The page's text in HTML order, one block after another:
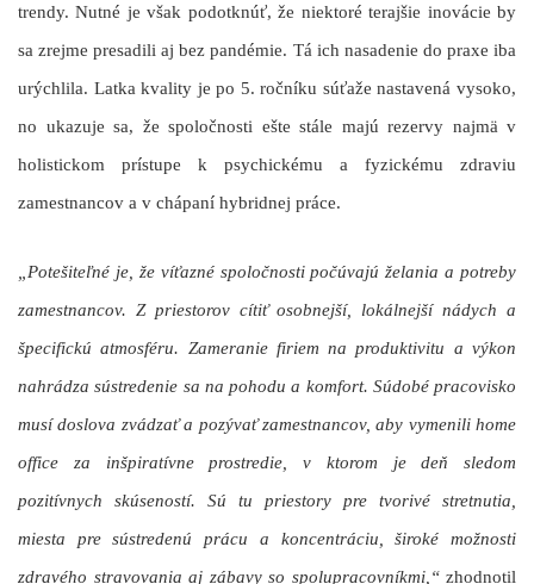
trendy. Nutné je však podotknúť, že niektoré terajšie inovácie by
sa zrejme presadili aj bez pandémie. Tá ich nasadenie do praxe iba
urýchlila. Latka kvality je po 5. ročníku súťaže nastavená vysoko,
no ukazuje sa, že spoločnosti ešte stále majú rezervy najmä v
holistickom prístupe k psychickému a fyzickému zdraviu
zamestnancov a v chápaní hybridnej práce.
„Potešiteľné je, že víťazné spoločnosti počúvajú želania a potreby
zamestnancov. Z priestorov cítiť osobnejší, lokálnejší nádych a
špecifickú atmosféru. Zameranie firiem na produktivitu a výkon
nahrádza sústredenie sa na pohodu a komfort. Súdobé pracovisko
musí doslova zvádzať a pozývať zamestnancov, aby vymenili home
office za inšpiratívne prostredie, v ktorom je deň sledom
pozitívnych skúseností. Sú tu priestory pre tvorivé stretnutia,
miesta pre sústredenú prácu a koncentráciu, široké možnosti
zdravého stravovania aj zábavy so spolupracovníkmi,“zhodnotil